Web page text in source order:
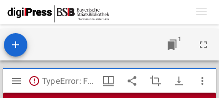
1
Mirador
Viewer
TypeError: Failed to fetch